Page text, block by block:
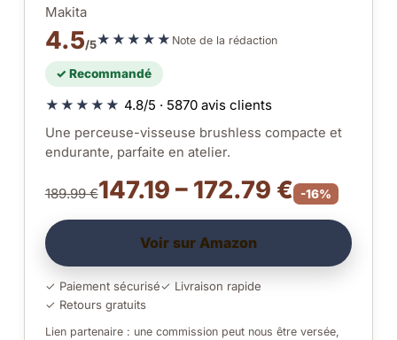
Makita
4.5/5★★★★★ Note de la rédaction
✓ Recommandé
★★★★★ 4.8/5 · 5870 avis clients
Une perceuse-visseuse brushless compacte et
endurante, parfaite en atelier.
189.99 €147.19 – 172.79 € -16%
Voir sur Amazon
✓ Paiement sécurisé✓ Livraison rapide
✓ Retours gratuits
Lien partenaire : une commission peut nous être versée,